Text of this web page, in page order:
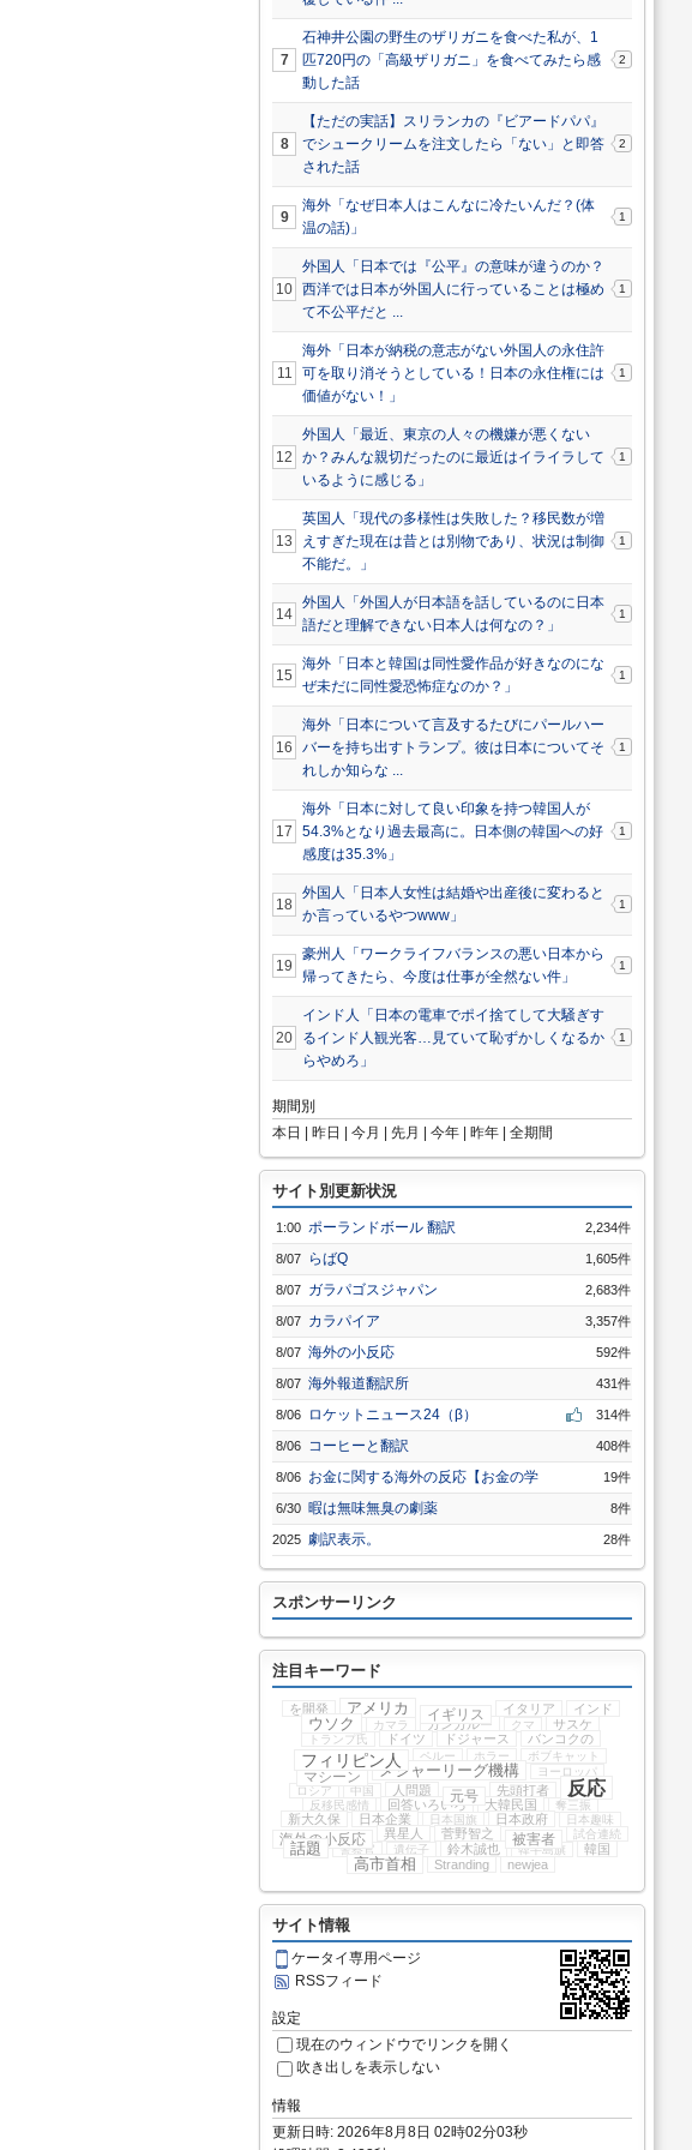
7
石神井公園の野生のザリガニを食べた私が、1
匹720円の「高級ザリガニ」を食べてみたら感
動した話
2
8
【ただの実話】スリランカの『ビアードパパ』
でシュークリームを注文したら「ない」と即答
された話
2
9
海外「なぜ日本人はこんなに冷たいんだ？(体
温の話)」
1
10
外国人「日本では『公平』の意味が違うのか？
西洋では日本が外国人に行っていることは極め
て不公平だと ...
1
11
海外「日本が納税の意志がない外国人の永住許
可を取り消そうとしている！日本の永住権には
価値がない！」
1
12
外国人「最近、東京の人々の機嫌が悪くない
か？みんな親切だったのに最近はイライラして
いるように感じる」
1
13
英国人「現代の多様性は失敗した？移民数が増
えすぎた現在は昔とは別物であり、状況は制御
不能だ。」
1
14
外国人「外国人が日本語を話しているのに日本
語だと理解できない日本人は何なの？」
1
15
海外「日本と韓国は同性愛作品が好きなのにな
ぜ未だに同性愛恐怖症なのか？」
1
16
海外「日本について言及するたびにパールハー
バーを持ち出すトランプ。彼は日本についてそ
れしか知らな ...
1
17
海外「日本に対して良い印象を持つ韓国人が
54.3%となり過去最高に。日本側の韓国への好
感度は35.3%」
1
18
外国人「日本人女性は結婚や出産後に変わると
か言っているやつwww」
1
19
豪州人「ワークライフバランスの悪い日本から
帰ってきたら、今度は仕事が全然ない件」
1
20
インド人「日本の電車でポイ捨てして大騒ぎす
るインド人観光客…見ていて恥ずかしくなるか
らやめろ」
1
期間別
本日
昨日 今月 先月 今年 昨年 全期間
サイト別更新状況
1:00 ポーランドボール 翻訳 2,234件
8/07 らばQ 1,605件
8/07 ガラパゴスジャパン 2,683件
8/07 カラパイア 3,357件
8/07 海外の小反応 592件
8/07 海外報道翻訳所 431件
8/06 ロケットニュース24（β） 314件
8/06 コーヒーと翻訳 408件
8/06 お金に関する海外の反応【お金の学
校】
19件
6/30 暇は無味無臭の劇薬 8件
2025 劇訳表示。 28件
スポンサーリンク
注目キーワード
を開発 アメリカ イギリス イタリア インド
ウソク カマラ カンガルー クマ サスケ
トランプ氏 ドイツ ドジャース バンコクの
フィリピン人 ペルー ホラー ボブキャット
マシーン メジャーリーグ機構
ヨーロッパ
ロシア
中国 人問題 元号 先頭打者 反応
反移民感情 回答いろいろ 大韓民国 奪三振
新大久保 日本企業 日本国旗 日本政府 日本趣味
海外の小反応 異星人 菅野智之 被害者 試合連続
話題 警察官 遺伝子 鈴木誠也 韓半島旗 韓国
高市首相 Stranding newjea
サイト情報
ケータイ専用ページ
RSSフィード
設定
現在のウィンドウでリンクを開く
吹き出しを表示しない
情報
更新日時: 2026年8月8日 02時02分03秒